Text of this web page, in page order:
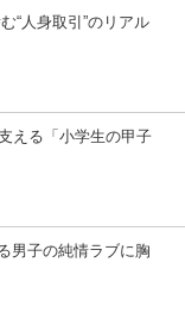
“人身取引”のリアル
える「小学生の甲子
男子の純情ラブに胸